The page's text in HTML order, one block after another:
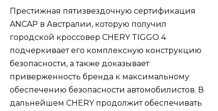
Престижная пятизвездочную сертификация
ANCAP в Австралии, которую получил
городской кроссовер CHERY TIGGO 4
подчеркивает его комплексную конструкцию
безопасности, а также доказывает
приверженность бренда к максимальному
обеспечению безопасности автомобилистов. В
дальнейшем CHERY продолжит обеспечивать